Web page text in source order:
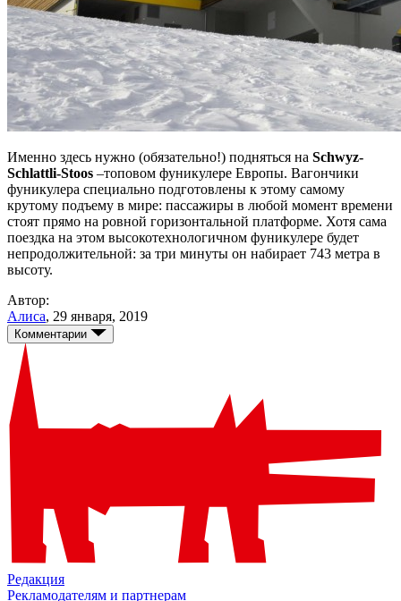
Именно здесь нужно (обязательно!) подняться на Schwyz-
Schlattli-Stoos –топовом фуникулере Европы. Вагончики
фуникулера специально подготовлены к этому самому
крутому подъему в мире: пассажиры в любой момент времени
стоят прямо на ровной горизонтальной платформе. Хотя сама
поездка на этом высокотехнологичном фуникулере будет
непродолжительной: за три минуты он набирает 743 метра в
высоту.
Автор:
Алиса, 29 января, 2019
Комментарии
Редакция
Рекламодателям и партнерам